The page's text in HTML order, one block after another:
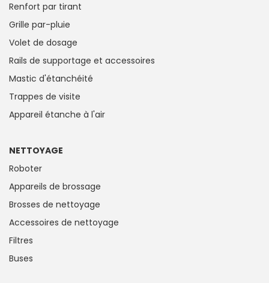
Renfort par tirant
Grille par-pluie
Volet de dosage
Rails de supportage et accessoires
Mastic d'étanchéité
Trappes de visite
Appareil étanche à l'air
NETTOYAGE
Roboter
Appareils de brossage
Brosses de nettoyage
Accessoires de nettoyage
Filtres
Buses